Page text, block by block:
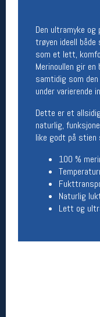
Den ultramyke
trøyen ideell både
som et lett,
Merinoullen gir
samtidig som
under varierende
Dette er et
naturlig,
like godt på stien
100 %
Naturlig
Lett og
Man-Fredag:
Lørdag:
Team
Magasinet
Medlemstilbud
Man-Fredag:
Lørdag: